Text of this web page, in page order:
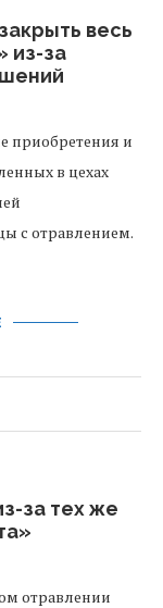
весь
из-за
приобретения и
в цехах
с отравлением.
за тех же
отравлении